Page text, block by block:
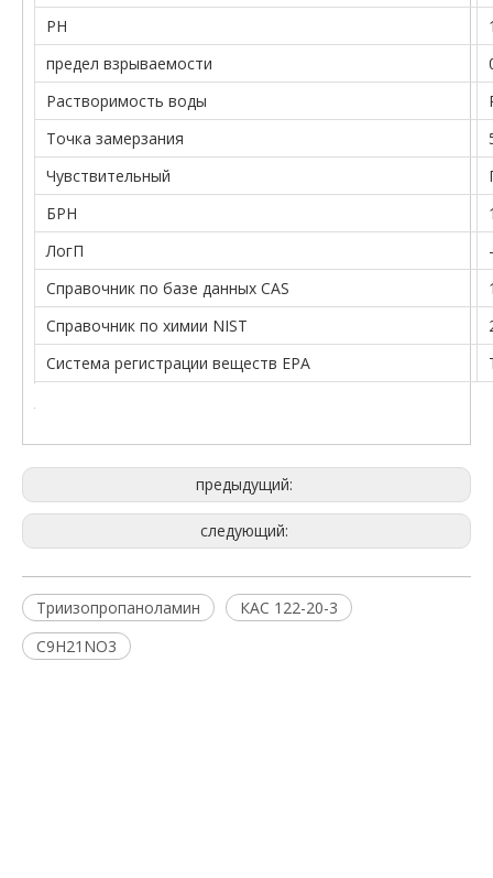
PH
предел взрываемости
Растворимость воды
Точка замерзания
Чувствительный
БРН
ЛогП
Справочник по базе данных CAS
Справочник по химии NIST
Система регистрации веществ EPA
предыдущий:
следующий:
Триизопропаноламин
КАС 122-20-3
C9H21NO3